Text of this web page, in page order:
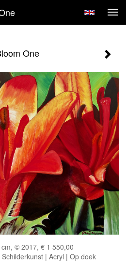
One
© 2017, € 1 550,00
| Acryl | Op doek